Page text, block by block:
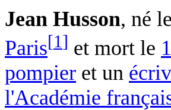
Jean Husson, né le
Paris[1] et mort le
pompier et un
l'Académie